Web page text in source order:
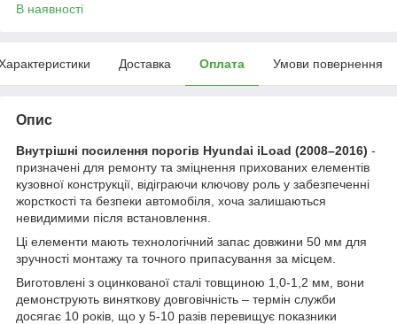
В наявності
Доставка Оплата Умови повернення
Опис
Внутрішні посилення порогів Hyundai iLoad (2008–2016) -
призначені для ремонту та зміцнення прихованих елементів
кузовної конструкції, відіграючи ключову роль у забезпеченні
жорсткості та безпеки автомобіля, хоча залишаються
невидимими після встановлення.
Ці елементи мають технологічний запас довжини 50 мм для
зручності монтажу та точного припасування за місцем.
Виготовлені з оцинкованої сталі товщиною 1,0-1,2 мм, вони
демонструють виняткову довговічність – термін служби
досягає 10 років, що у 5-10 разів перевищує показники